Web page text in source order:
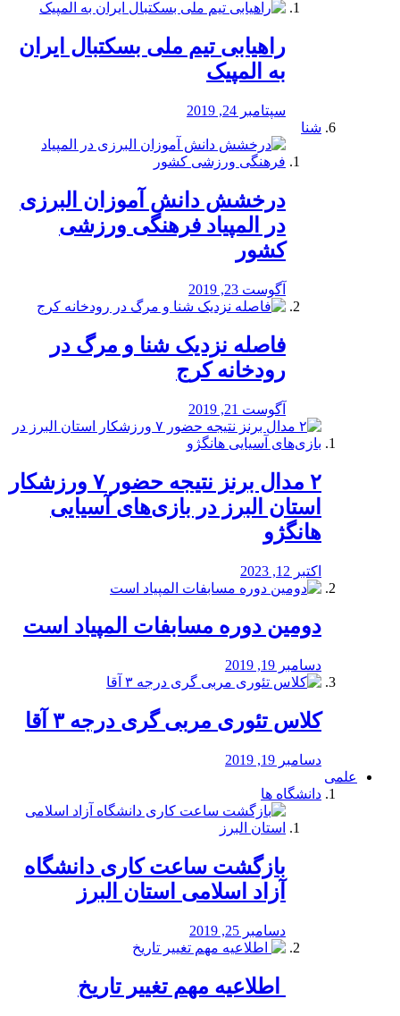
راهیابی تیم ملی بسکتبال ایران
به المپیک
سپتامبر 24, 2019
شنا
درخشش دانش آموزان البرزی
در المپیاد فرهنگی ورزشی
کشور
آگوست 23, 2019
️فاصله نزدیک شنا و مرگ در
رودخانه کرج
آگوست 21, 2019
۲ مدال برنز نتیجه حضور ۷ ورزشکار
استان البرز در بازی‌های آسیایی
هانگژو
اکتبر 12, 2023
دومین دوره مسابفات المپیاد است
دسامبر 19, 2019
کلاس تئوری مربی گری درجه ۳ آقا
دسامبر 19, 2019
علمی
دانشگاه ها
بازگشت ساعت کاری دانشگاه
آزاد اسلامی استان البرز
دسامبر 25, 2019
️ اطلاعیه مهم تغییر تاریخ